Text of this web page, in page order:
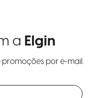
a Elgin
por e-mail.